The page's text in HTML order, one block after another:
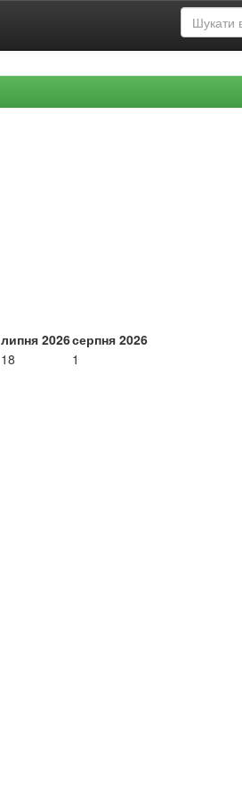
липня 2026серпня 2026
18 1